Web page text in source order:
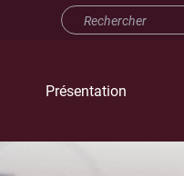
Présentation